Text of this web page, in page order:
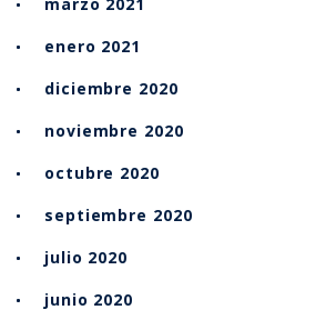
enero 2021
diciembre 2020
noviembre 2020
octubre 2020
septiembre 2020
julio 2020
junio 2020